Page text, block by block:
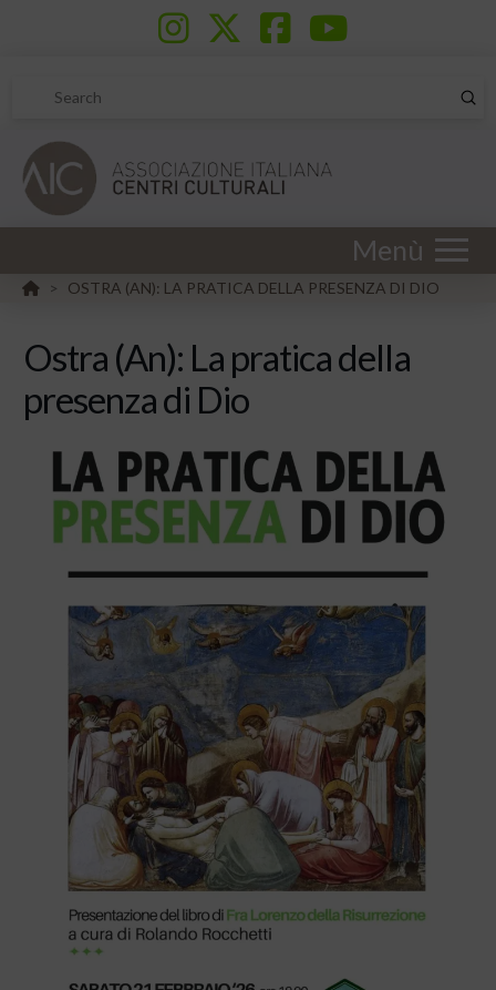
Search
Menù
HOME
> OSTRA (AN): LA PRATICA DELLA PRESENZA DI DIO
Ostra (An): La pratica della
presenza di Dio